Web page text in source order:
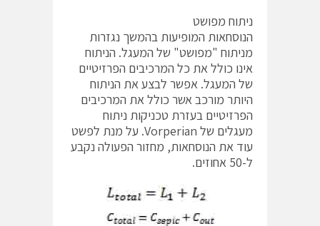
ניתוח מפושט
הנוסחאות המופיעות בהמשך נגזרות
מניתוח "מפושט" של המעגל. הניתוח
אינו כולל את כל המרכיבים הפרזיטיים
של המעגל. אפשר לבצע את הניתוח
היותר מורכב אשר כולל את המרכיבים
הפרזיטיים בעזרת טכניקות ניתוח
מעגלים של Vorperian. על מנת לפשט
עוד את הנוסחאות, מחזור הפעולה נקבע
ל-50 אחוזים.